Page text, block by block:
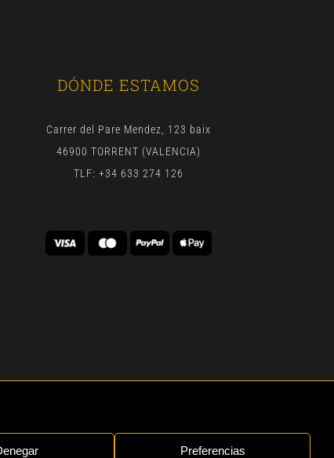
Preferencias
DÓNDE ESTAMOS
Carrer del Pare Mendez, 123 baix
46900 TORRENT (VALENCIA)
TLF: +34 633 274 126
GEN DIGITAL